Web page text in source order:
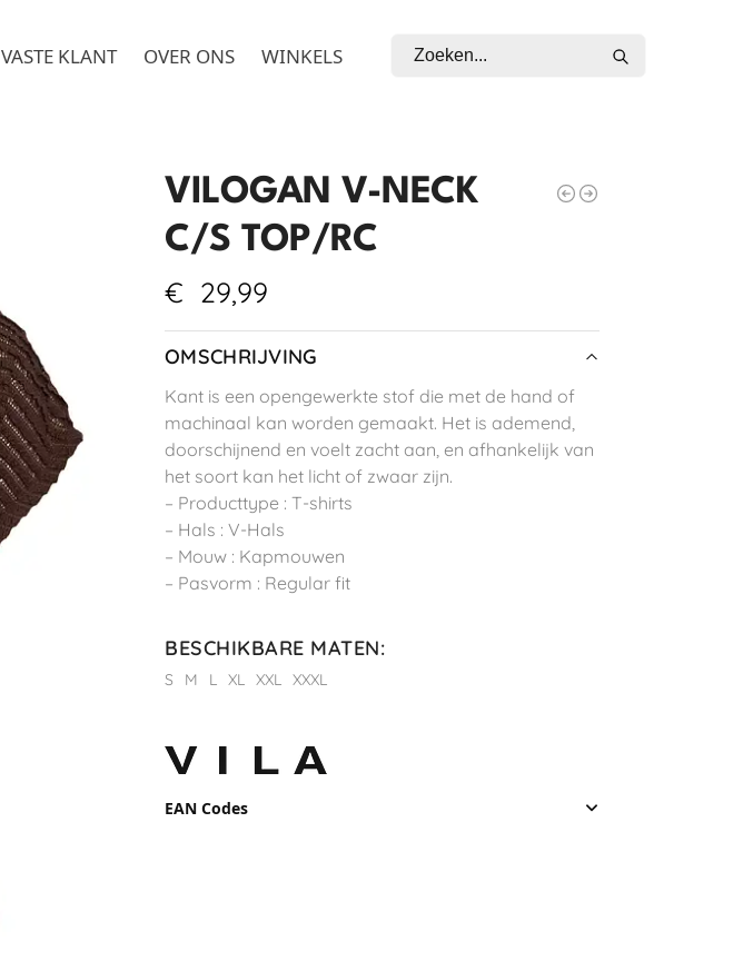
VASTE KLANT OVER ONS WINKELS
VILOGAN V-NECK
C/S TOP/RC
€ 29,99
OMSCHRIJVING
Kant is een opengewerkte stof die met de hand of
machinaal kan worden gemaakt. Het is ademend,
doorschijnend en voelt zacht aan, en afhankelijk van
het soort kan het licht of zwaar zijn.
– Producttype : T-shirts
– Hals : V-Hals
– Mouw : Kapmouwen
– Pasvorm : Regular fit
BESCHIKBARE MATEN:
S M L XL XXL XXXL
EAN Codes